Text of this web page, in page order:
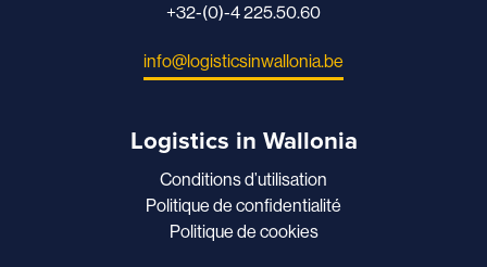
+32-(0)-4 225.50.60
info@logisticsinwallonia.be
Logistics in Wallonia
Conditions d’utilisation
Politique de confidentialité
Politique de cookies